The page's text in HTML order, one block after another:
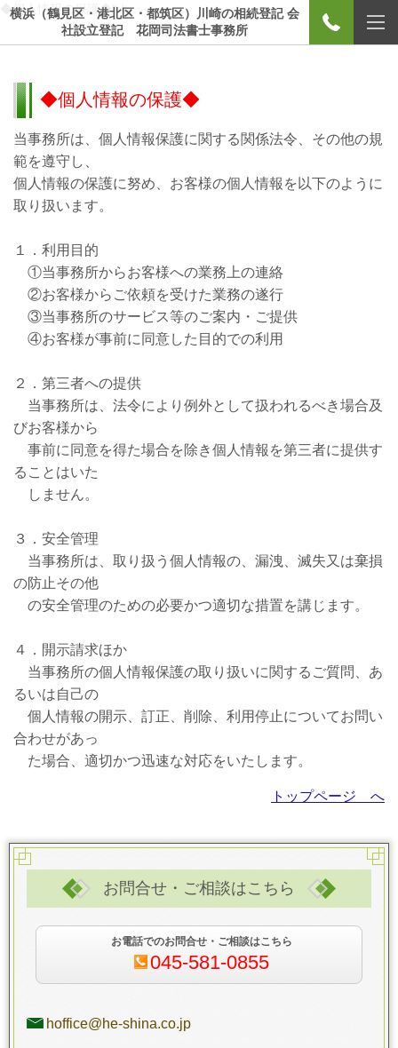
◆個人情報の保護◆" />
横浜（鶴見区・港北区・都筑区）川崎の相続登記 会
社設立登記 花岡司法書士事務所
◆個人情報の保護◆
当事務所は、個人情報保護に関する関係法令、その他の規
範を遵守し、
個人情報の保護に努め、お客様の個人情報を以下のように
取り扱います。
１．利用目的
①当事務所からお客様への業務上の連絡
②お客様からご依頼を受けた業務の遂行
③当事務所のサービス等のご案内・ご提供
④お客様が事前に同意した目的での利用
２．第三者への提供
当事務所は、法令により例外として扱われるべき場合及
びお客様から
事前に同意を得た場合を除き個人情報を第三者に提供す
ることはいた
しません。
３．安全管理
当事務所は、取り扱う個人情報の、漏洩、滅失又は棄損
の防止その他
の安全管理のための必要かつ適切な措置を講じます。
４．開示請求ほか
当事務所の個人情報保護の取り扱いに関するご質問、あ
るいは自己の
個人情報の開示、訂正、削除、利用停止についてお問い
合わせがあっ
た場合、適切かつ迅速な対応をいたします。
トップページ へ
お問合せ・ご相談はこちら
お電話でのお問合せ・ご相談はこちら
045-581-0855
hoffice@he-shina.co.jp